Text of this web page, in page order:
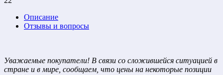
Описание
Отзывы и вопросы
Уважаемые покупатели! В связи со сложившейся ситуацией в
стране и в мире, сообщаем, что цены на некоторые позиции